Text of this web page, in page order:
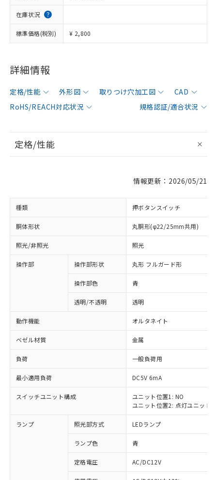
在庫状況
標準価格(税別) ¥ 2,800
詳細情報
定格/性能 外形図 取りつけ穴加工図
CAD
RoHS/REACH対応状況
規格認証/適合状況
定格/性能
情報更新：2026/05/21
種類 押ボタンスイッチ
胴体形状 丸胴形(φ22/25mm共用)
照光/非照光 照光
操作部 操作部形状 丸形 フルガード形
操作部色 青
透明/不透明 透明
動作機能 オルタネイト
ベゼル材質 金属
負荷 一般負荷用
最小適用負荷 DC5V 6mA
スイッチユニット構成
ユニット位置1: NO
ユニット位置2: 点灯ユニット
ランプ 照光部方式 LEDランプ
ランプ色 青
定格電圧 AC/DC12V